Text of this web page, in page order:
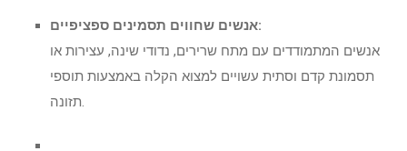
אנשים שחווים תסמינים ספציפיים:
אנשים המתמודדים עם מתח שרירים, נדודי שינה, עצירות או
תסמונת קדם וסתית עשויים למצוא הקלה באמצעות תוספי
תזונה.